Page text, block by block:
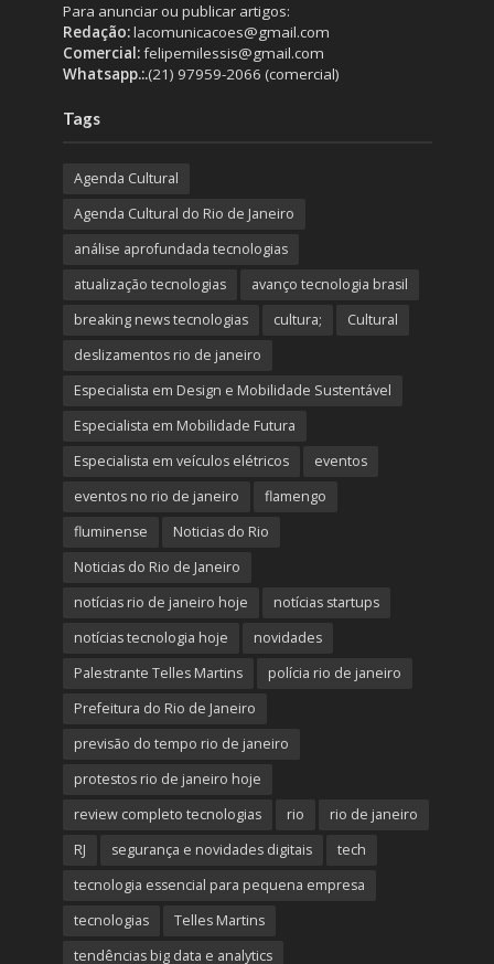
Para anunciar ou publicar artigos:
Redação:lacomunicacoes@gmail.com
Comercial:felipemilessis@gmail.com
Whatsapp.:.(21) 97959-2066 (comercial)
Tags
Agenda Cultural
Agenda Cultural do Rio de Janeiro
análise aprofundada tecnologias
atualização tecnologias
avanço tecnologia brasil
breaking news tecnologias
cultura;
Cultural
deslizamentos rio de janeiro
Especialista em Design e Mobilidade Sustentável
Especialista em Mobilidade Futura
Especialista em veículos elétricos
eventos
eventos no rio de janeiro
flamengo
fluminense
Noticias do Rio
Noticias do Rio de Janeiro
notícias rio de janeiro hoje
notícias startups
notícias tecnologia hoje
novidades
Palestrante Telles Martins
polícia rio de janeiro
Prefeitura do Rio de Janeiro
previsão do tempo rio de janeiro
protestos rio de janeiro hoje
review completo tecnologias
rio
rio de janeiro
RJ
segurança e novidades digitais
tech
tecnologia essencial para pequena empresa
tecnologias
Telles Martins
tendências big data e analytics